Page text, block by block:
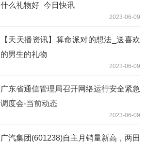
什么礼物好_今日快讯
2023-06-09
【天天播资讯】算命派对的想法_送喜欢
的男生的礼物
2023-06-09
广东省通信管理局召开网络运行安全紧急
调度会-当前动态
2023-06-09
广汽集团(601238)自主月销量新高，两田